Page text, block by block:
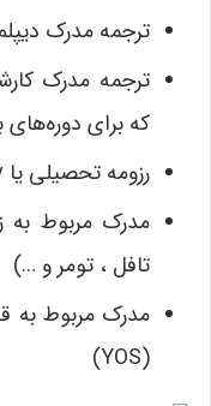
ترجمه مدرک
ترجمه مدرک
که برای دوره‌های
رزومه تحصیلی یا cv
مدرک مربوط به
تافل ، تومر و …)
مدرک مربوط به
(YOS)